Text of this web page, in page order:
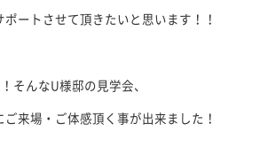
ートさせて頂きたいと思います！！
そんなU様邸の見学会、
来場・ご体感頂く事が出来ました！